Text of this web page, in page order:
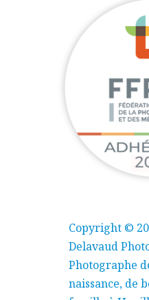
Copyright ©
Delavaud
Photographe
naissance, de